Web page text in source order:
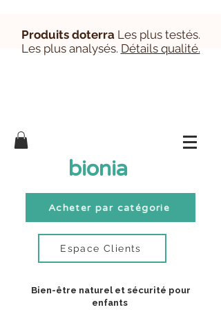
Produits doterra Les plus testés.
Les plus analysés. Détails qualité.
Inscription/Connexion
bionia
Acheter par catégorie
Espace Clients
Bien-être naturel et sécurité pour
enfants